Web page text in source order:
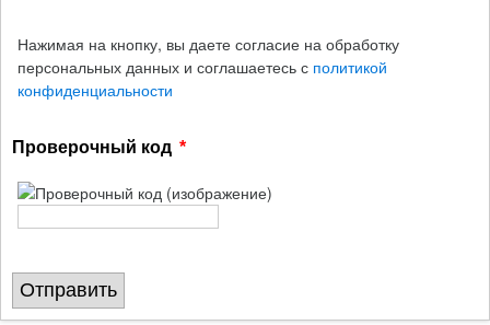
Нажимая на кнопку, вы даете согласие на обработку
персональных данных и соглашаетесь с политикой
конфиденциальности
Проверочный код
Отправить